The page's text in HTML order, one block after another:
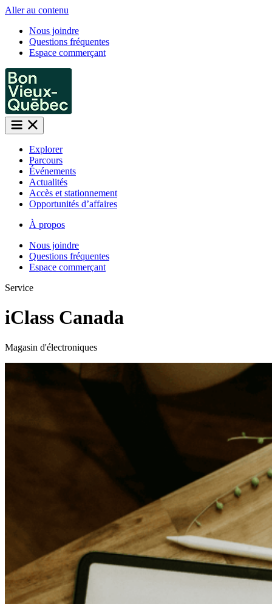
Aller au contenu
Nous joindre
Questions fréquentes
Espace commerçant
Explorer
Parcours
Événements
Actualités
Accès et stationnement
Opportunités d’affaires
À propos
Nous joindre
Questions fréquentes
Espace commerçant
Service
iClass Canada
Magasin d'électroniques